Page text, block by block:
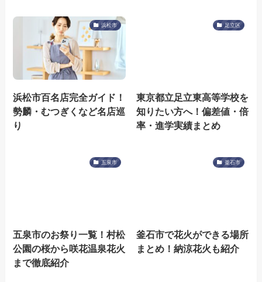
浜松市
浜松市百名店完全ガイド！
勢麟・むつぎくなど名店巡
り
足立区
東京都立足立東高等学校を
知りたい方へ！偏差値・倍
率・進学実績まとめ
五泉市
五泉市のお祭り一覧！村松
公園の桜から咲花温泉花火
まで徹底紹介
釜石市
釜石市で花火ができる場所
まとめ！納涼花火も紹介